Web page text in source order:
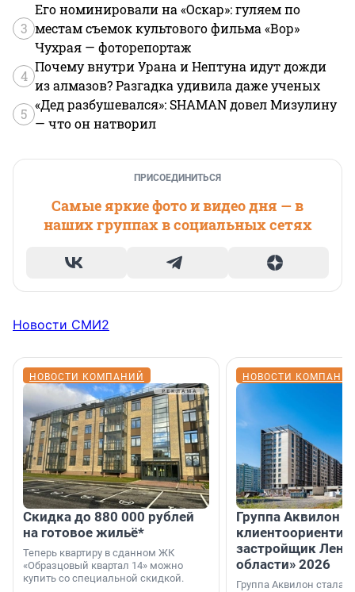
3
Его номинировали на «Оскар»: гуляем по
местам съемок культового фильма «Вор»
Чухрая — фоторепортаж
4
Почему внутри Урана и Нептуна идут дожди
из алмазов? Разгадка удивила даже ученых
5
«Дед разбушевался»: SHAMAN довел Мизулину
— что он натворил
ПРИСОЕДИНИТЬСЯ
Самые яркие фото и видео дня — в
наших группах в социальных сетях
Новости СМИ2
НОВОСТИ КОМПАНИЙ
Скидка до 880 000 рублей
на готовое жильё*
Теперь квартиру в сданном ЖК
«Образцовый квартал 14» можно
купить со специальной скидкой.
НОВОСТИ
Группа Аквилон
застройщик
области» 2026
Группа Аквилон стала